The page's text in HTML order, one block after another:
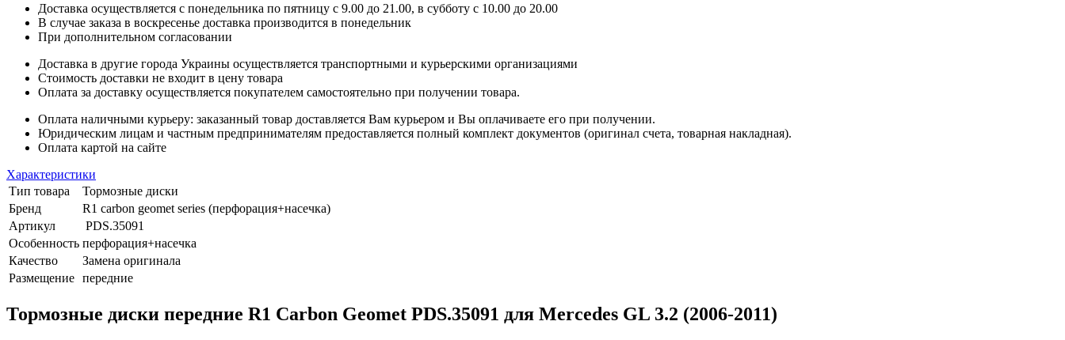
Доставка осуществляется с понедельника по пятницу с 9.00 до 21.00, в субботу с 10.00 до 20.00
В случае заказа в воскресенье доставка производится в понедельник
При дополнительном согласовании
Доставка в другие города Украины осуществляется транспортными и курьерскими организациями
Стоимость доставки не входит в цену товара
Оплата за доставку осуществляется покупателем самостоятельно при получении товара.
Оплата наличными курьеру: заказанный товар доставляется Вам курьером и Вы оплачиваете его при получении.
Юридическим лицам и частным предпринимателям предоставляется полный комплект документов (оригинал счета, товарная накладная).
Оплата картой на сайте
Характеристики
Тип товара
Тормозные диски
Бренд
R1 carbon geomet series (перфорация+насечка)
Артикул
PDS.35091
Особенность перфорация+насечка
Качество
Замена оригинала
Размещение передние
Тормозные диски передние R1 Carbon Geomet PDS.35091 для Mercedes GL 3.2 (2006-2011)